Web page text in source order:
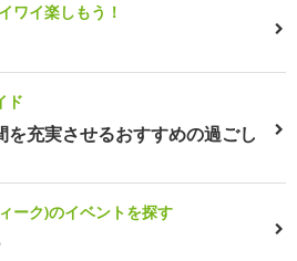
ワイ楽しもう！
ド
充実させるおすすめの過ごし
ーク)のイベントを探す